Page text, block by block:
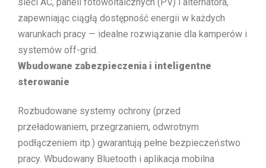
sieci AC, paneli fotowoltaicznych (PV) i alternatora,
zapewniając ciągłą dostępność energii w każdych
warunkach pracy — idealne rozwiązanie dla kamperów i
systemów off-grid.
Wbudowane zabezpieczenia i inteligentne
sterowanie
Rozbudowane systemy ochrony (przed
przeładowaniem, przegrzaniem, odwrotnym
podłączeniem itp.) gwarantują pełne bezpieczeństwo
pracy. Wbudowany Bluetooth i aplikacja mobilna